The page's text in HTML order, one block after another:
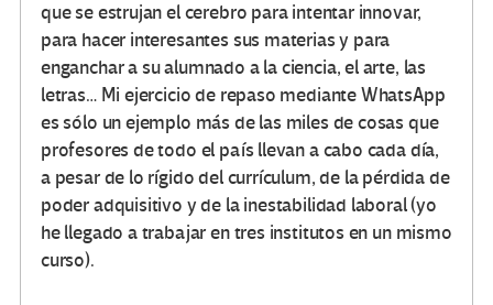
que se estrujan el cerebro para intentar innovar,
para hacer interesantes sus materias y para
enganchar a su alumnado a la ciencia, el arte, las
letras… Mi ejercicio de repaso mediante WhatsApp
es sólo un ejemplo más de las miles de cosas que
profesores de todo el país llevan a cabo cada día,
a pesar de lo rígido del currículum, de la pérdida de
poder adquisitivo y de la inestabilidad laboral (yo
he llegado a trabajar en tres institutos en un mismo
curso).